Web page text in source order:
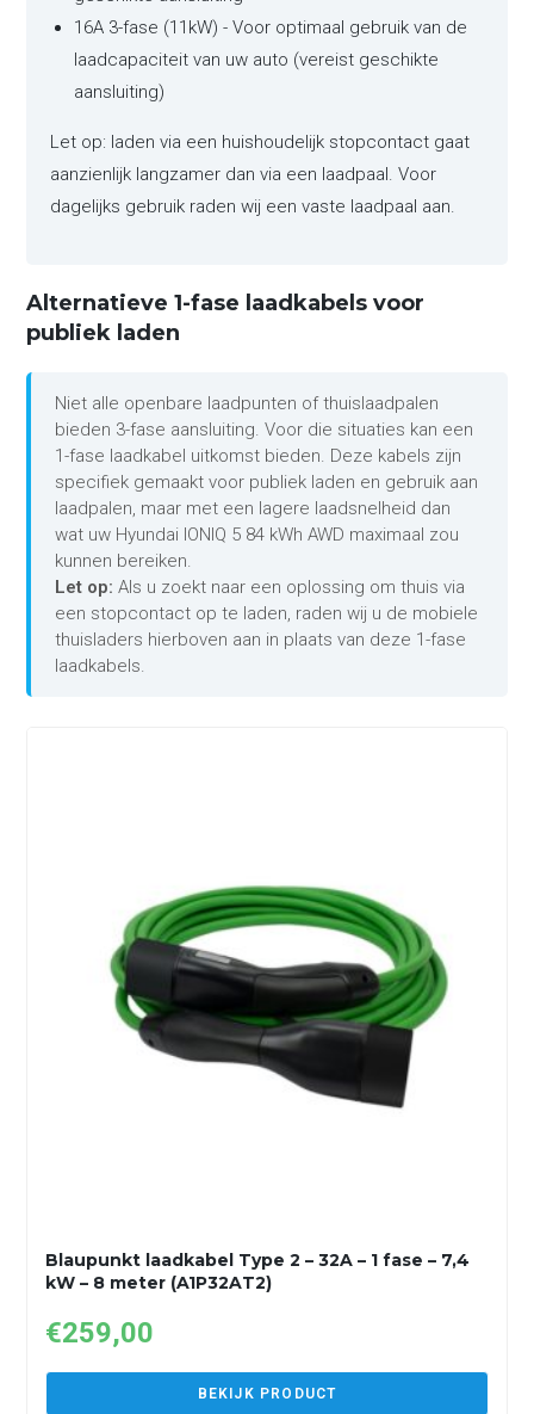
16A 3-fase (11kW) - Voor optimaal gebruik van de
laadcapaciteit van uw auto (vereist geschikte
aansluiting)
Let op: laden via een huishoudelijk stopcontact gaat
aanzienlijk langzamer dan via een laadpaal. Voor
dagelijks gebruik raden wij een vaste laadpaal aan.
Alternatieve 1-fase laadkabels voor
publiek laden
Niet alle openbare laadpunten of thuislaadpalen
bieden 3-fase aansluiting. Voor die situaties kan een
1-fase laadkabel uitkomst bieden. Deze kabels zijn
specifiek gemaakt voor publiek laden en gebruik aan
laadpalen, maar met een lagere laadsnelheid dan
wat uw Hyundai IONIQ 5 84 kWh AWD maximaal zou
kunnen bereiken.
Let op: Als u zoekt naar een oplossing om thuis via
een stopcontact op te laden, raden wij u de mobiele
thuisladers hierboven aan in plaats van deze 1-fase
laadkabels.
Blaupunkt laadkabel Type 2 – 32A – 1 fase – 7,4
kW – 8 meter (A1P32AT2)
€259,00
BEKIJK PRODUCT